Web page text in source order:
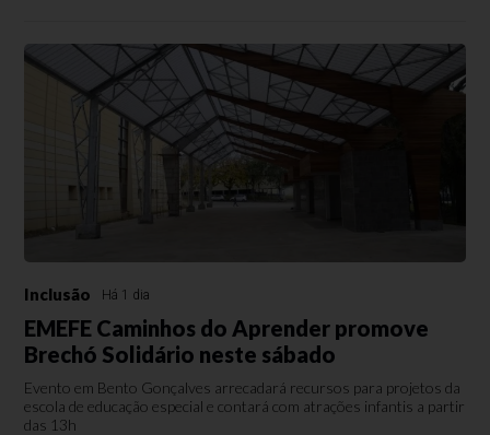
Inclusão Há 1 dia
EMEFE Caminhos do Aprender promove
Brechó Solidário neste sábado
Evento em Bento Gonçalves arrecadará recursos para projetos da
escola de educação especial e contará com atrações infantis a partir
das 13h